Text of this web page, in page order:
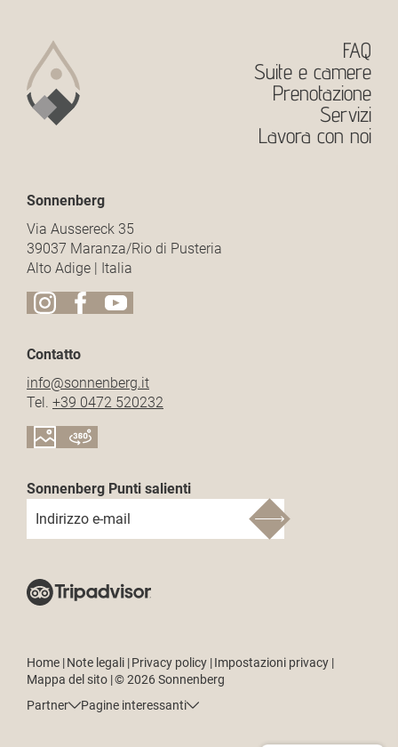
FAQ
Suite e camere
Prenotazione
Servizi
Lavora con noi
Sonnenberg
Via Aussereck 35
39037 Maranza/Rio di Pusteria
Alto Adige | Italia
Contatto
info@sonnenberg.it
Tel. +39 0472 520232
Sonnenberg Punti salienti
Indirizzo e-mail
Home |Note legali |Privacy policy |Impostazioni privacy |
Mappa del sito |© 2026 Sonnenberg
Partner
Pagine interessanti